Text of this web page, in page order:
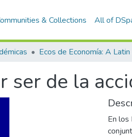
& Collections All of
ser de la
En los